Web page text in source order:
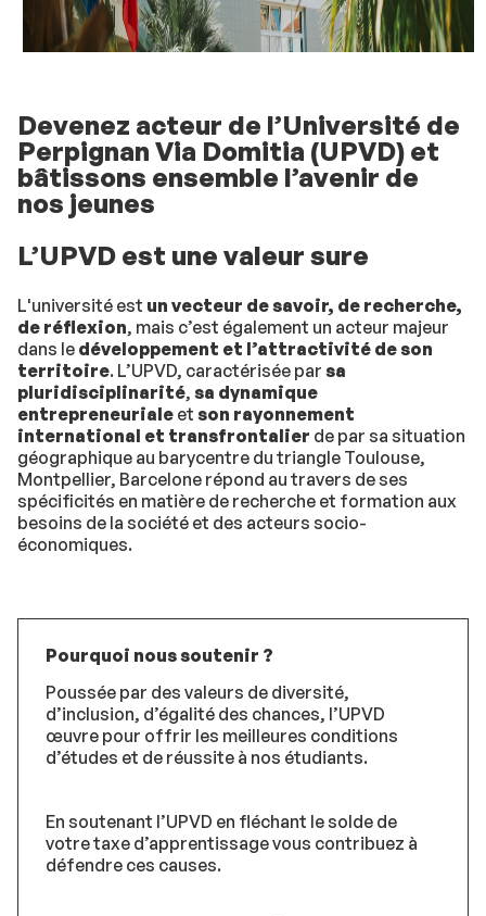
Devenez acteur de l’Université de
Perpignan Via Domitia (UPVD) et
bâtissons ensemble l’avenir de
nos jeunes
L’UPVD est une valeur sure
L'université est un vecteur de savoir, de recherche,
de réflexion, mais c’est également un acteur majeur
dans le développement et l’attractivité de son
territoire. L’UPVD, caractérisée par sa
pluridisciplinarité, sa dynamique
entrepreneuriale et son rayonnement
international et transfrontalier de par sa situation
géographique au barycentre du triangle Toulouse,
Montpellier, Barcelone répond au travers de ses
spécificités en matière de recherche et formation aux
besoins de la société et des acteurs socio-
économiques.
Pourquoi nous soutenir ?
Poussée par des valeurs de diversité,
d’inclusion, d’égalité des chances, l’UPVD
œuvre pour offrir les meilleures conditions
d’études et de réussite à nos étudiants.
En soutenant l’UPVD en fléchant le solde de
votre taxe d’apprentissage vous contribuez à
défendre ces causes.